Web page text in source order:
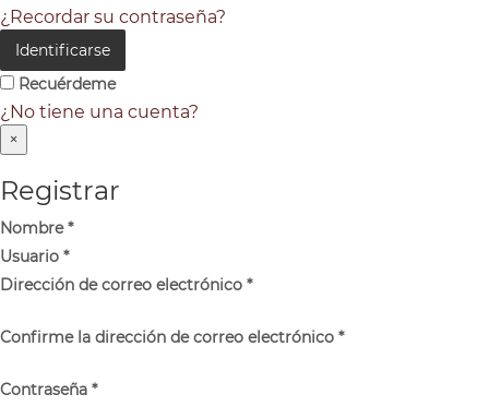
¿Recordar su contraseña?
Identificarse
Recuérdeme
¿No tiene una cuenta?
×
Registrar
Nombre*
Usuario *
Dirección de correo electrónico *
Confirme la dirección de correo electrónico *
Contraseña *